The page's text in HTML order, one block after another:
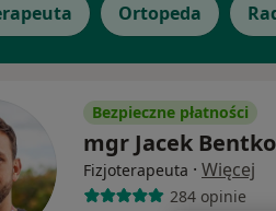
Ortopeda
Bezpieczne płatności
mgr Jacek
Fizjoterapeuta · Więcej
284 opinie